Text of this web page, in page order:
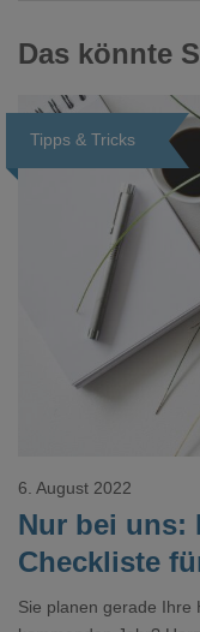
Das könnte
Tipps & Tricks
Nur bei uns:
Checkliste
6. August 2022
Sie planen gerade Ihre